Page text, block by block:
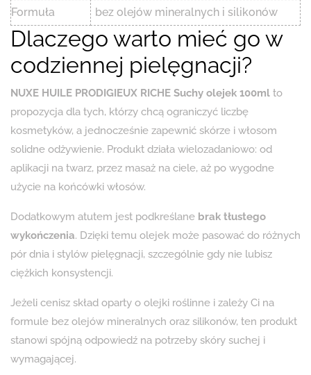
Formuła
bez olejów mineralnych i silikonów
Dlaczego warto mieć go w
codziennej pielęgnacji?
NUXE HUILE PRODIGIEUX RICHE Suchy olejek 100ml to
propozycja dla tych, którzy chcą ograniczyć liczbę
kosmetyków, a jednocześnie zapewnić skórze i włosom
solidne odżywienie. Produkt działa wielozadaniowo: od
aplikacji na twarz, przez masaż na ciele, aż po wygodne
użycie na końcówki włosów.
Dodatkowym atutem jest podkreślane brak tłustego
wykończenia. Dzięki temu olejek może pasować do różnych
pór dnia i stylów pielęgnacji, szczególnie gdy nie lubisz
ciężkich konsystencji.
Jeżeli cenisz skład oparty o olejki roślinne i zależy Ci na
formule bez olejów mineralnych oraz silikonów, ten produkt
stanowi spójną odpowiedź na potrzeby skóry suchej i
wymagającej.